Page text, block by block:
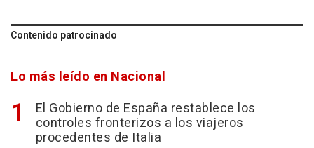
Contenido patrocinado
Lo más leído en Nacional
El Gobierno de España restablece los
controles fronterizos a los viajeros
procedentes de Italia